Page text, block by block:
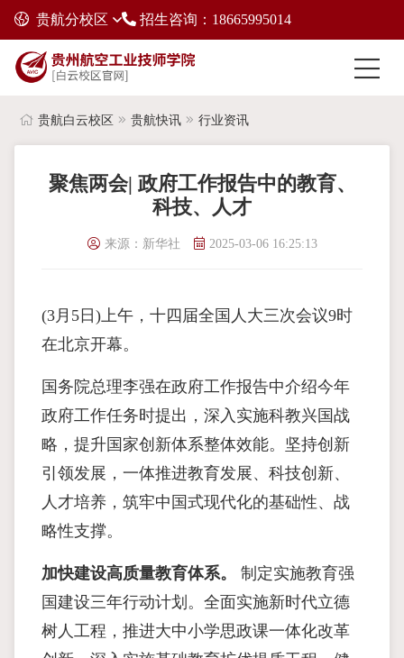
贵航分校区 招生咨询：18665995014
贵航白云校区 贵航快讯 行业资讯
聚焦两会| 政府工作报告中的教育、
科技、人才
来源：新华社 2025-03-06 16:25:13
(3月5日)上午，十四届全国人大三次会议9时
在北京开幕。
国务院总理李强在政府工作报告中介绍今年
政府工作任务时提出，深入实施科教兴国战
略，提升国家创新体系整体效能。坚持创新
引领发展，一体推进教育发展、科技创新、
人才培养，筑牢中国式现代化的基础性、战
略性支撑。
加快建设高质量教育体系。
制定实施教育强
国建设三年行动计划。全面实施新时代立德
树人工程，推进大中小学思政课一体化改革